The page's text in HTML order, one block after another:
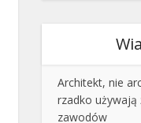
Architekt, nie
rzadko używają
zawodów